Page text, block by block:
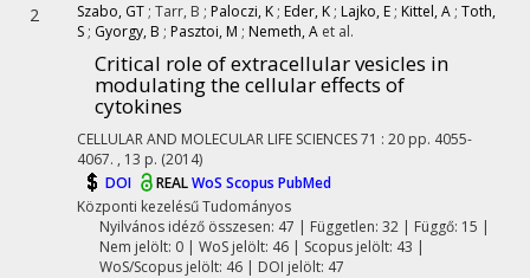
2 Szabo, GT ; Tarr, B ; Paloczi, K ; Eder, K ; Lajko, E ; Kittel, A ; Toth,
S ; Gyorgy, B ; Pasztoi, M ; Nemeth, A et al.
Critical role of extracellular vesicles in
modulating the cellular effects of
cytokines
CELLULAR AND MOLECULAR LIFE SCIENCES71 : 20 pp. 4055-
4067. , 13 p. (2014)
DOI
REALWoS Scopus PubMed
Központi kezelésűTudományos
Nyilvános idéző összesen: 47 | Független: 32 | Függő: 15 |
Nem jelölt: 0 | WoS jelölt: 46 | Scopus jelölt: 43 |
WoS/Scopus jelölt: 46 | DOI jelölt: 47